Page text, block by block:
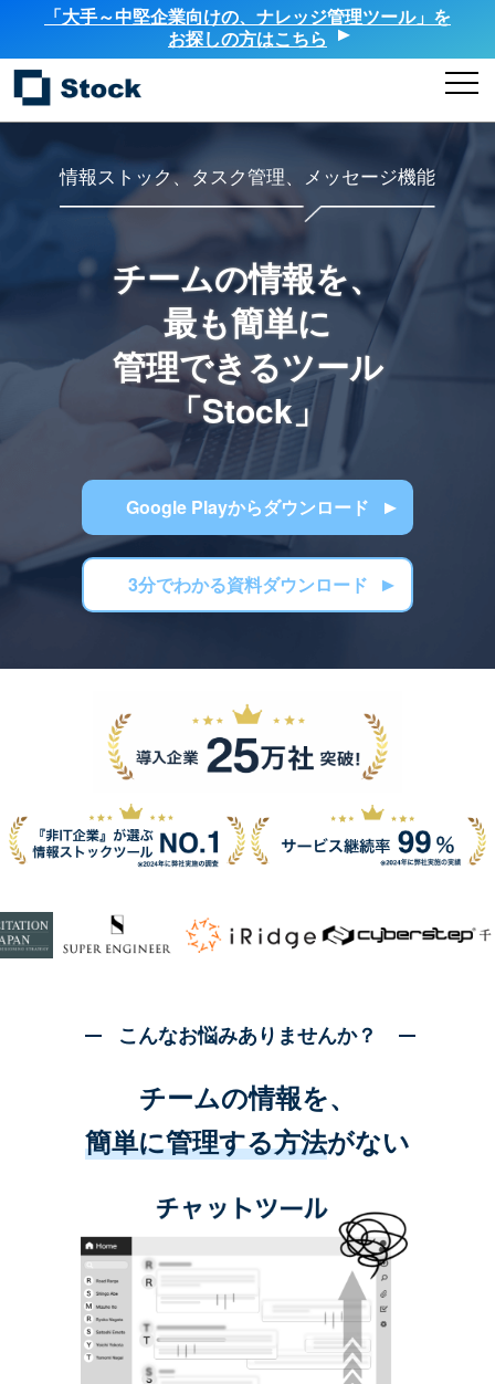
「大手～中堅企業向けの、ナレッジ管理ツール」を
お探しの方はこちら
情報ストック、タスク管理、メッセージ機能
チームの情報を、
最も簡単に
管理できるツール
「Stock」
Google Playからダウンロード
3分でわかる資料ダウンロード
こんなお悩みありませんか？
チームの情報を、
簡単に管理する方法がない